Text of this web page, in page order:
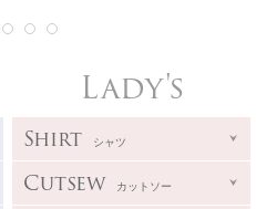
Lady's
Shirt シャツ
Cutsew カットソー